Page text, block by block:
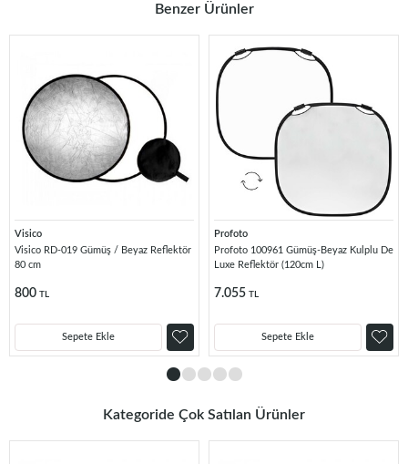
Benzer Ürünler
Visico
Visico RD-019 Gümüş / Beyaz Reflektör
80 cm
800 TL
Sepete Ekle
Profoto
Profoto 100961 Gümüş-Beyaz Kulplu De
Luxe Reflektör (120cm L)
7.055 TL
Sepete Ekle
Kategoride Çok Satılan Ürünler